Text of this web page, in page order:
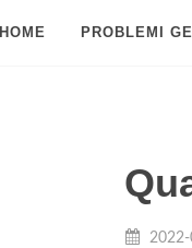
PROBLEMI